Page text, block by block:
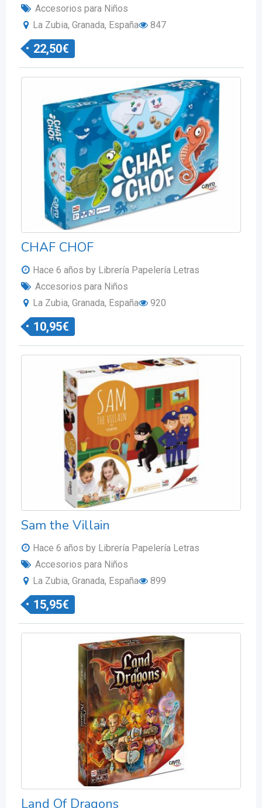
Accesorios para Niños
La Zubia, Granada, España
847
22,50€
CHAF CHOF
Hace 6 años by Librería Papelería Letras
Accesorios para Niños
La Zubia, Granada, España
920
10,95€
Sam the Villain
Hace 6 años by Librería Papelería Letras
Accesorios para Niños
La Zubia, Granada, España
899
15,95€
Land Of Dragons